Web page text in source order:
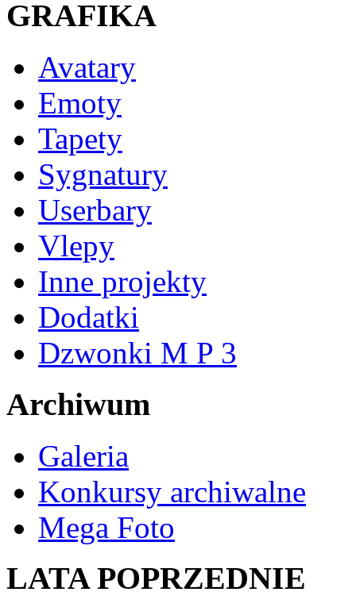
GRAFIKA
Avatary
Emoty
Tapety
Sygnatury
Userbary
Vlepy
Inne projekty
Dodatki
Dzwonki M P 3
Archiwum
Galeria
Konkursy archiwalne
Mega Foto
LATA POPRZEDNIE